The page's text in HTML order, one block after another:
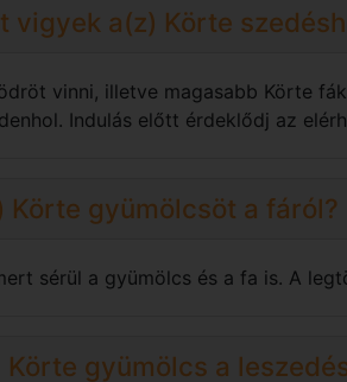
vigyek a(z) Körte
vinni, illetve magasabb Körte
Indulás előtt érdeklődj az
Körte gyümölcsöt a fáról?
sérül a gyümölcs és a fa is. A
gyümölcs a